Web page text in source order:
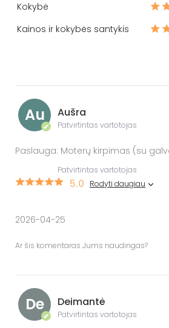
Kokybė
Kainos ir kokybės santykis
Au
✔
Aušra
Patvirtintas vartotojas
Paslauga: Moterų kirpimas (su
Patvirtintas vartotojas
5.0 Rodyti daugiau
2026-04-25
Ar šis komentaras Jums naudingas?
De
✔
Deimantė
Patvirtintas vartotojas